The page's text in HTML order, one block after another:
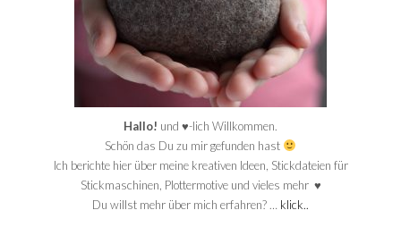
Hallo! und ♥-lich Willkommen.
Schön das Du zu mir gefunden hast
Ich berichte hier über meine kreativen Ideen, Stickdateien für
Stickmaschinen, Plottermotive und vieles mehr ♥
Du willst mehr über mich erfahren? … klick..